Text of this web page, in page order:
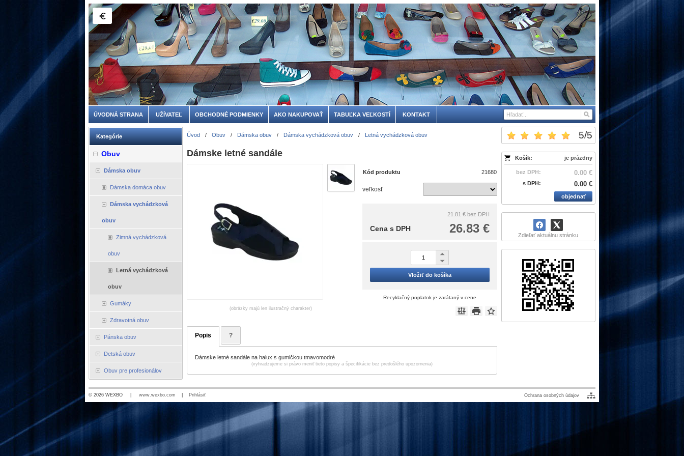
ÚVODNÁ STRANA UŽÍVATEĽ OBCHODNÉ PODMIENKY AKO NAKUPOVAŤ TABUĽKA VEĽKOSTÍ KONTAKT
Kategórie
Obuv
Dámska obuv
Dámska domáca obuv
Dámska vychádzková
obuv
Zimná vychádzková
obuv
Letná vychádzková
obuv
Gumáky
Zdravotná obuv
Pánska obuv
Detská obuv
Obuv pre profesionálov
5/5
Košík: je prázdny
bez DPH: 0.00 €
s DPH: 0.00 €
objednať
Zdieľať aktuálnu stránku
Úvod / Obuv / Dámska obuv / Dámska vychádzková obuv / Letná vychádzková obuv
Dámske letné sandále
(obrázky majú len ilustračný charakter)
Kód produktu 21680
veľkosť
21.81 € bez DPH
26.83 €
Cena s DPH
Vložiť do košíka
Recyklačný poplatok je zarátaný v cene
Popis ?
Dámske letné sandále na halux s gumičkou tmavomodré
(vyhradzujeme si právo meniť tieto popisy a špecifikácie bez predošlého upozornenia)
© 2026 WEXBO | www.wexbo.com Prihlásiť Ochrana osobných údajov